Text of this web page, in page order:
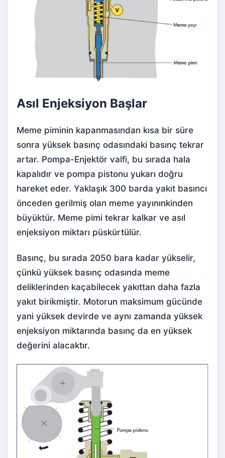
Asıl Enjeksiyon Başlar
Meme piminin kapanmasından kısa bir süre
sonra yüksek basınç odasındaki basınç tekrar
artar. Pompa-Enjektör valfi, bu sırada hala
kapalıdır ve pompa pistonu yukarı doğru
hareket eder. Yaklaşık 300 barda yakıt basıncı
önceden gerilmiş olan meme yayınınkinden
büyüktür. Meme pimi tekrar kalkar ve asıl
enjeksiyon miktarı püskürtülür.
Basınç, bu sırada 2050 bara kadar yükselir,
çünkü yüksek basınç odasında meme
deliklerinden kaçabilecek yakıttan daha fazla
yakıt birikmiştir. Motorun maksimum gücünde
yani yüksek devirde ve aynı zamanda yüksek
enjeksiyon miktarında basınç da en yüksek
değerini alacaktır.